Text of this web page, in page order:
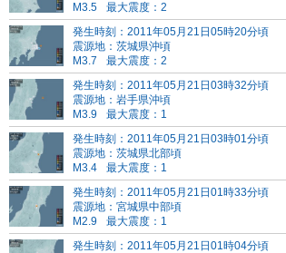
M3.5
最大震度：2
発生時刻：2011年05月21日05時20分頃
震源地：茨城県沖頃
M3.7
最大震度：2
発生時刻：2011年05月21日03時32分頃
震源地：岩手県沖頃
M3.9
最大震度：1
発生時刻：2011年05月21日03時01分頃
震源地：茨城県北部頃
M3.4
最大震度：1
発生時刻：2011年05月21日01時33分頃
震源地：宮城県中部頃
M2.9
最大震度：1
発生時刻：2011年05月21日01時04分頃